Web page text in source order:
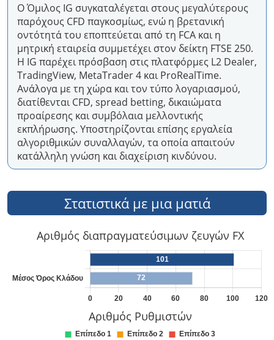
Ο Όμιλος IG συγκαταλέγεται στους μεγαλύτερους
παρόχους CFD παγκοσμίως, ενώ η βρετανική
οντότητά του εποπτεύεται από τη FCA και η
μητρική εταιρεία συμμετέχει στον δείκτη FTSE 250.
Η IG παρέχει πρόσβαση στις πλατφόρμες L2 Dealer,
TradingView, MetaTrader 4 και ProRealTime.
Ανάλογα με τη χώρα και τον τύπο λογαριασμού,
διατίθενται CFD, spread betting, δικαιώματα
προαίρεσης και συμβόλαια μελλοντικής
εκπλήρωσης. Υποστηρίζονται επίσης εργαλεία
αλγοριθμικών συναλλαγών, τα οποία απαιτούν
κατάλληλη γνώση και διαχείριση κινδύνου.
Στατιστικά με μια ματιά
Αριθμός διαπραγματεύσιμων ζευγών FX
Αριθμός Ρυθμιστών